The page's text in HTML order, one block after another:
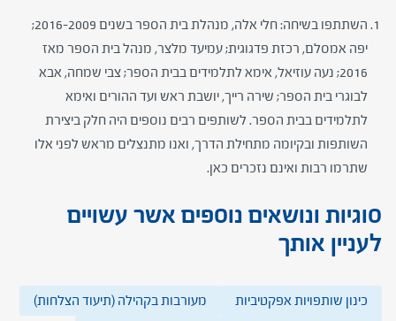
​השתתפו בשיחה: חלי אלה, מנהלת בית הספר בשנים 2016-2009;
יפה אמסלם, רכזת פדגוגית; עמיעד מלצר, מנהל בית הספר מאז
2016; נעה עוזיאל, אימא לתלמידים בבית הספר; צבי שמחה, אבא
לבוגרי בית הספר; שירה רייך, יושבת ראש ועד ההורים ואימא
לתלמידים בבית הספר. לשותפים רבים נוספים היה חלק ביצירת
השותפות ובקיומה מתחילת הדרך, ואנו מתנצלים מראש לפני אלו
שתרמו רבות ואינם נזכרים כאן.
סוגיות ונושאים נוספים אשר עשויים
לעניין אותך
כינון שותפויות אפקטיביות
מעורבות בקהילה (תיעוד הצלחות)